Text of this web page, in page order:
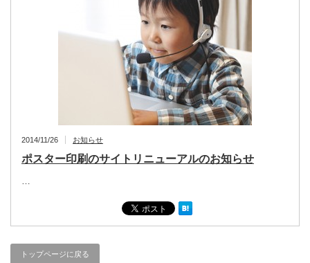
2014/11/26 お知らせ
ポスター印刷のサイトリニューアルのお知らせ
…
トップページに戻る